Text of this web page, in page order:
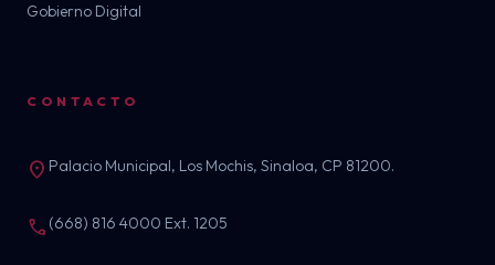
Gobierno Digital
CONTACTO
location_on Palacio Municipal, Los Mochis, Sinaloa, CP 81200.
call (668) 816 4000 Ext. 1205